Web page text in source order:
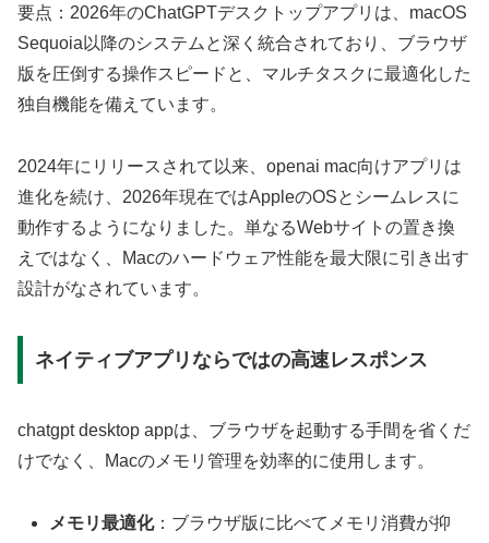
要点：2026年のChatGPTデスクトップアプリは、macOS
Sequoia以降のシステムと深く統合されており、ブラウザ
版を圧倒する操作スピードと、マルチタスクに最適化した
独自機能を備えています。
2024年にリリースされて以来、openai mac向けアプリは
進化を続け、2026年現在ではAppleのOSとシームレスに
動作するようになりました。単なるWebサイトの置き換
えではなく、Macのハードウェア性能を最大限に引き出す
設計がなされています。
ネイティブアプリならではの高速レスポンス
chatgpt desktop appは、ブラウザを起動する手間を省くだ
けでなく、Macのメモリ管理を効率的に使用します。
メモリ最適化：ブラウザ版に比べてメモリ消費が抑